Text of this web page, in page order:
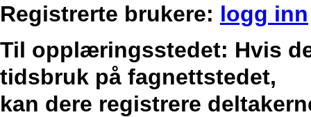
Registrerte brukere: logg inn
Til opplæringsstedet: Hvis
tidsbruk på fagnettstedet,
kan dere registrere